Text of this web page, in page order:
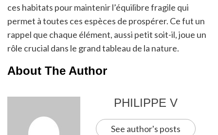
ces habitats pour maintenir l’équilibre fragile qui
permet à toutes ces espèces de prospérer. Ce fut un
rappel que chaque élément, aussi petit soit-il, joue un
rôle crucial dans le grand tableau de la nature.
About The Author
PHILIPPE V
See author's posts